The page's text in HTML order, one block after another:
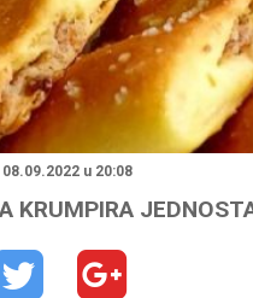
"
08.09.2022 u 20:08
KRUMPIRA